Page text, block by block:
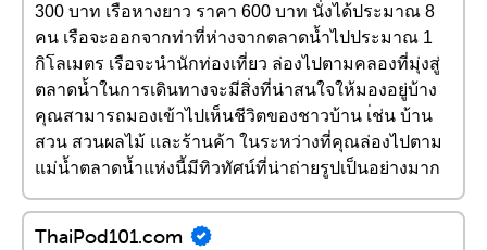
300 บาท เรือหางยาว ราคา 600 บาท นั่งได้ประมาณ 8
คน เรือจะออกจากท่าที่ห่างจากตลาดน้ำไปประมาณ 1
กิโลเมตร เรือจะนำนักท่องเที่ยว ล่องไปตามคลองที่มุ่งสู่
ตลาดน้ำในการเดินทางจะมีสิ่งที่น่าสนใจให้มองอยู่บ้าง
คุณสามารถมองเข้าไปเห็นชีวิตของชาวบ้าน เ่ช่น บ้าน
สวน สวนผลไม้ และร้านค้า ในระหว่างที่คุณล่องไปตาม
แม่น้ำตลาดน้ำแห่งนี้มีทิวทัศน์ที่น่าถ่ายรูปเป็นอย่างมาก
ThaiPod101.com